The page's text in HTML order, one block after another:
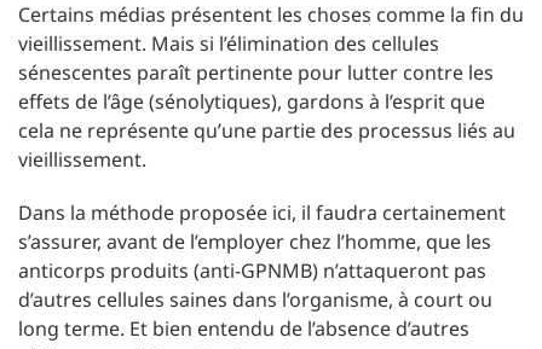
Certains médias présentent les choses comme la fin du
vieillissement. Mais si l’élimination des cellules
sénescentes paraît pertinente pour lutter contre les
effets de l’âge (sénolytiques), gardons à l’esprit que
cela ne représente qu’une partie des processus liés au
vieillissement.
Dans la méthode proposée ici, il faudra certainement
s’assurer, avant de l’employer chez l’homme, que les
anticorps produits (anti-GPNMB) n’attaqueront pas
d’autres cellules saines dans l’organisme, à court ou
long terme. Et bien entendu de l’absence d’autres